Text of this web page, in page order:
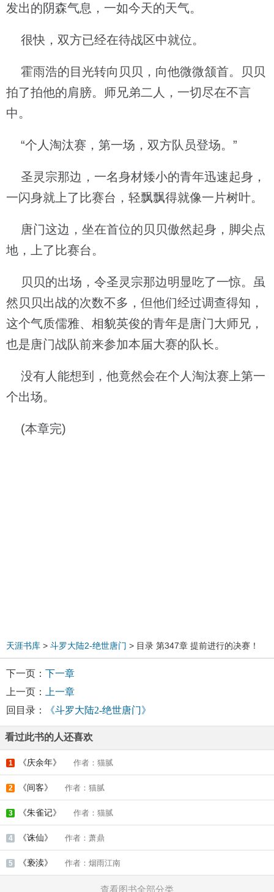
发出的阴森气息，一如今天的天气。
很快，双方已经在待战区中就位。
霍雨浩的目光转向贝贝，向他微微颔首。贝贝
拍了拍他的肩膀。师兄弟二人，一切尽在不言
中。
“个人淘汰赛，第一场，双方队员登场。”
圣灵宗那边，一名身材矮小的青年迅速起身，
一闪身就上了比赛台，轻飘飘得就像一片树叶。
唐门这边，坐在首位的贝贝傲然起身，脚尖点
地，上了比赛台。
贝贝的出场，令圣灵宗那边明显吃了一惊。虽
然贝贝出战的次数不多，但他们经过调查得知，
这个气质儒雅、相貌英俊的青年是唐门大师兄，
也是唐门战队前来参加本届大赛的队长。
没有人能想到，他竟然会在个人淘汰赛上第一
个出场。
(本章完)
天涯书库 > 斗罗大陆2-绝世唐门 > 目录 第347章 提前进行的决赛！
下一页： 下一章
上一页：
上一章
回目录：
《斗罗大陆2-绝世唐门》
看过此书的人还喜欢
1 《庆余年》 作者：猫腻
2 《间客》 作者：猫腻
3 《朱雀记》 作者：猫腻
4 《诛仙》 作者：萧鼎
5 《亵渎》 作者：烟雨江南
查看图书全部分类